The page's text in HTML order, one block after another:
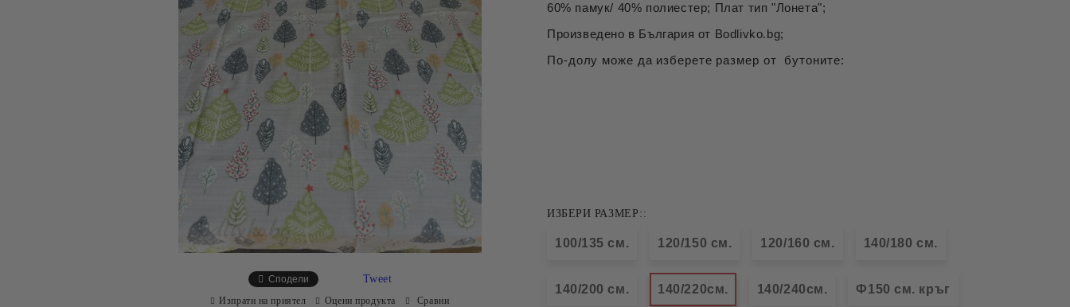
60% памук/ 40% полиестер; Плат тип "Лонета";
Произведено в България от Bodlivko.bg;
По-долу може да изберете размер от бутоните:
ИЗБЕРИ РАЗМЕР::
100/135 см. 120/150 см. 120/160 см. 140/180 см.
140/200 см. 140/220см. 140/240см. Ф150 см. кръг
Сподели Tweet
Изпрати на приятел Оцени продукта Сравни